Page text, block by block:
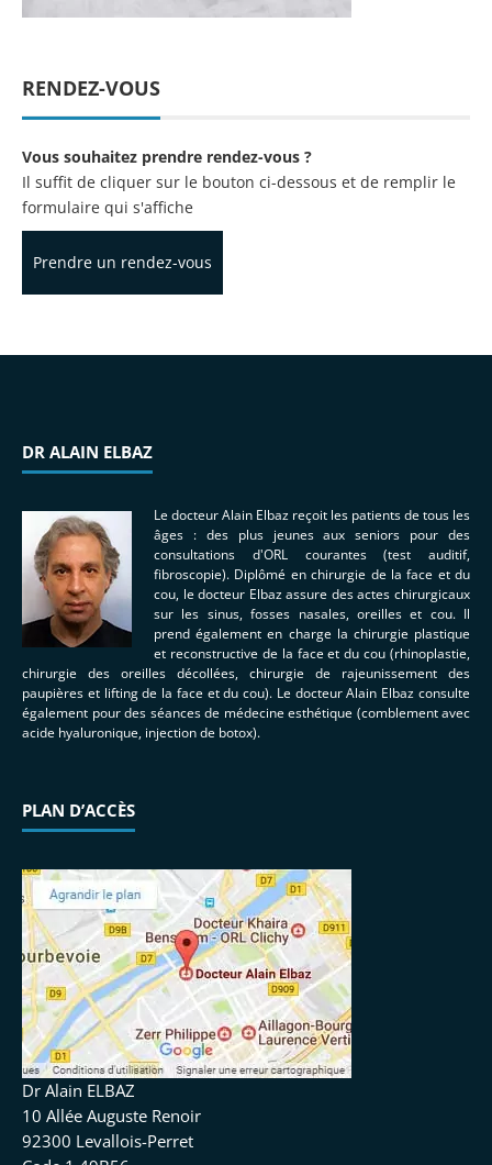
RENDEZ-VOUS
Vous souhaitez prendre rendez-vous ?
Il suffit de cliquer sur le bouton ci-dessous et de remplir le
formulaire qui s'affiche
Prendre un rendez-vous
DR ALAIN ELBAZ
Le docteur Alain Elbaz reçoit les patients de tous les
âges : des plus jeunes aux seniors pour des
consultations d'ORL courantes (test auditif,
fibroscopie). Diplômé en chirurgie de la face et du
cou, le docteur Elbaz assure des actes chirurgicaux
sur les sinus, fosses nasales, oreilles et cou. Il
prend également en charge la chirurgie plastique
et reconstructive de la face et du cou (rhinoplastie,
chirurgie des oreilles décollées, chirurgie de rajeunissement des
paupières et lifting de la face et du cou). Le docteur Alain Elbaz consulte
également pour des séances de médecine esthétique (comblement avec
acide hyaluronique, injection de botox).
PLAN D’ACCÈS
Dr Alain ELBAZ
10 Allée Auguste Renoir
92300 Levallois-Perret